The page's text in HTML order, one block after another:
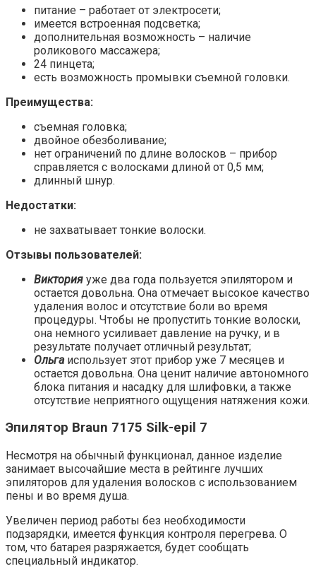
питание – работает от электросети;
имеется встроенная подсветка;
дополнительная возможность – наличие
роликового массажера;
24 пинцета;
есть возможность промывки съемной головки.
Преимущества:
съемная головка;
двойное обезболивание;
нет ограничений по длине волосков – прибор
справляется с волосками длиной от 0,5 мм;
длинный шнур.
Недостатки:
не захватывает тонкие волоски.
Отзывы пользователей:
Виктория уже два года пользуется эпилятором и
остается довольна. Она отмечает высокое качество
удаления волос и отсутствие боли во время
процедуры. Чтобы не пропустить тонкие волоски,
она немного усиливает давление на ручку, и в
результате получает отличный результат;
Ольга использует этот прибор уже 7 месяцев и
остается довольна. Она ценит наличие автономного
блока питания и насадку для шлифовки, а также
отсутствие неприятного ощущения натяжения кожи.
Эпилятор Braun 7175 Silk-epil 7
Несмотря на обычный функционал, данное изделие
занимает высочайшие места в рейтинге лучших
эпиляторов для удаления волосков с использованием
пены и во время душа.
Увеличен период работы без необходимости
подзарядки, имеется функция контроля перегрева. О
том, что батарея разряжается, будет сообщать
специальный индикатор.